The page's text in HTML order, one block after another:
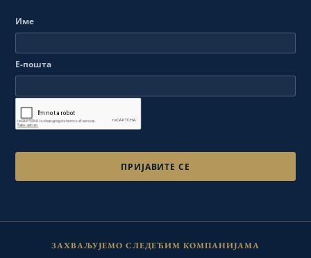
Име
Е-пошта
ЗАХВАЉУЈЕМО СЛЕДЕЋИМ КОМПАНИЈАМА